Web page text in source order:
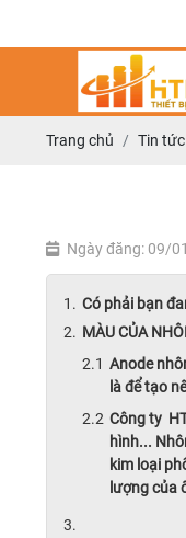
124 Tam Châu, Tam
Trang chủ Tin
Ngày đăng: 09/
Có phải bạn
MÀU CỦA
Anode
là để tạo
Công ty
hình...
kim loại
lượng của